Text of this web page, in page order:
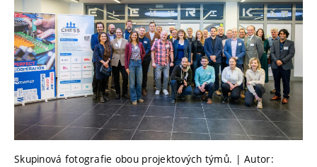
Skupinová fotografie obou projektových týmů. | Autor: